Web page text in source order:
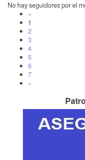
No hay seguidores por el
«
1
2
3
4
5
6
7
»